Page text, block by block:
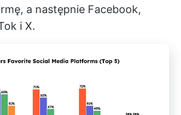
a następnie Facebook,
i X.